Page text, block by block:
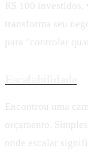
R$ 100 investidos,
transforma seu
para "controlar
Encontrou uma
orçamento.
onde escalar